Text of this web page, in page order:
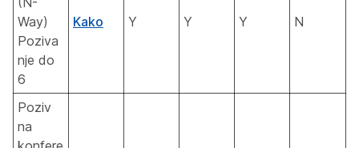
Way)
Poziva
nje do
6
Kako Y Y Y N
Poziv
na